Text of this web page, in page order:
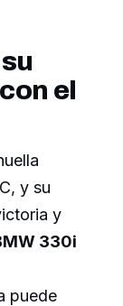
el
y su
y
330i
puede